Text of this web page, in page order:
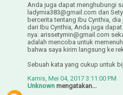
Anda juga dapat menghubungi
ladymia383@gmail.com dan
bercerita tentang Ibu Cynthia,
dari Ibu Cynthia, Anda juga
nya: arissetymin@gmail.com
adalah mencoba untuk
bahwa saya kirim langsung ke
Sebuah kata yang cukup untuk
Kamis, Mei 04, 2017 3:11:00 PM
Unknown mengatakan...